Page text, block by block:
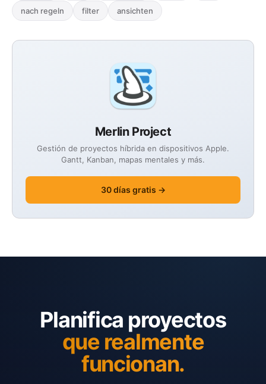
Merlin Project
Gestión de proyectos híbrida en dispositivos Apple.
Gantt, Kanban, mapas mentales y más.
30 días gratis →
nach regeln filter ansichten
Planifica proyectos
que realmente
funcionan.